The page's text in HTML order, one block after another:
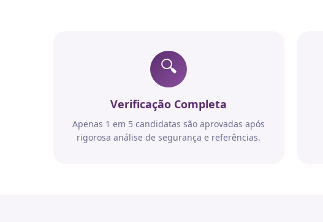
🔍
Verificação Completa
Apenas 1 em 5 candidatas são aprovadas após
rigorosa análise de segurança e referências.